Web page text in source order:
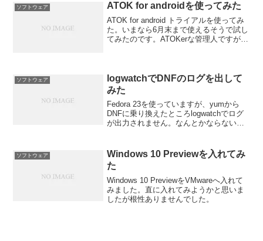
ソフトウェア ATOK for androidを使ってみた
ATOK for android トライアルを使ってみ
た。いまなら6月末まで使えるそうで試し
てみたのです。ATOKerな管理人ですが携
ソフトウェア
logwatchでDNFのログを出して
みた
Fedora 23を使っていますが、yumから
DNFに乗り換えたところlogwatchでログ
が出力されません。なんとかならないか
してみました。
ソフトウェア
Windows 10 Previewを入れてみ
た
Windows 10 PreviewをVMwareへ入れて
みました。直に入れてみようかと思いま
したが根性ありませんでした。